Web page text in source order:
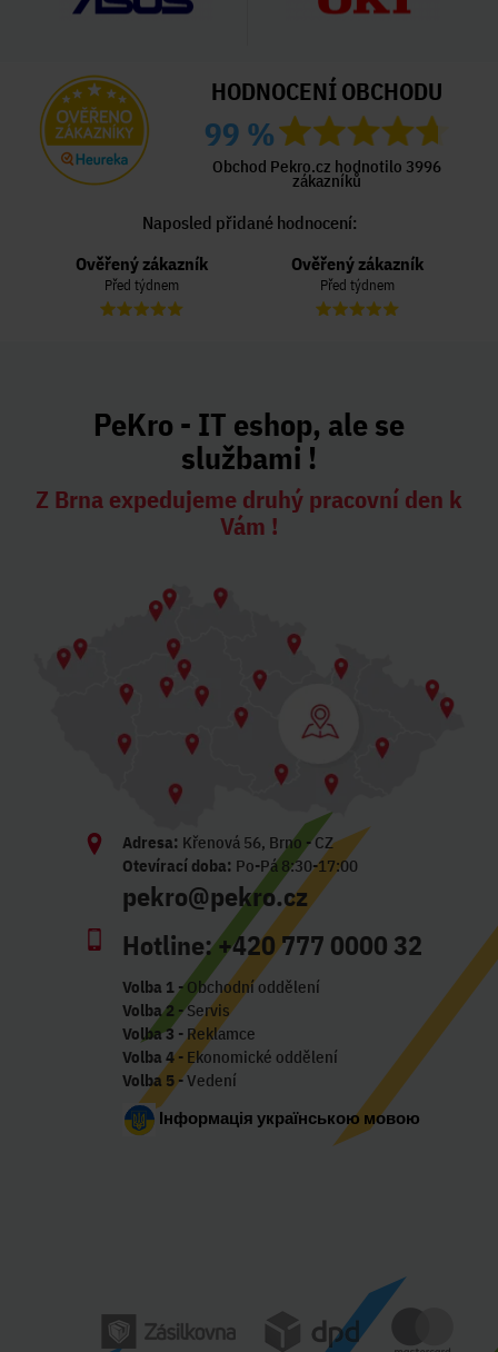
HODNOCENÍ OBCHODU
99 %
Obchod Pekro.cz hodnotilo 3996
zákazníků
Naposled přidané hodnocení:
Ověřený zákazník
Před týdnem
Ověřený zákazník
Před týdnem
PeKro - IT eshop, ale se
službami !
Z Brna expedujeme druhý pracovní den k
Vám !
Adresa: Křenová 56, Brno - CZ
Otevírací doba: Po-Pá 8:30-17:00
pekro@pekro.cz
Hotline:+420 777 0000 32
Volba 1- Obchodní oddělení
Volba 2 - Servis
Volba 3 - Reklamce
Volba 4- Ekonomické oddělení
Volba 5- Vedení
Інформація українською мовою